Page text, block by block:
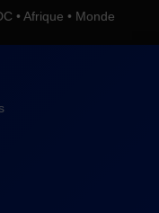
• Afrique • Monde